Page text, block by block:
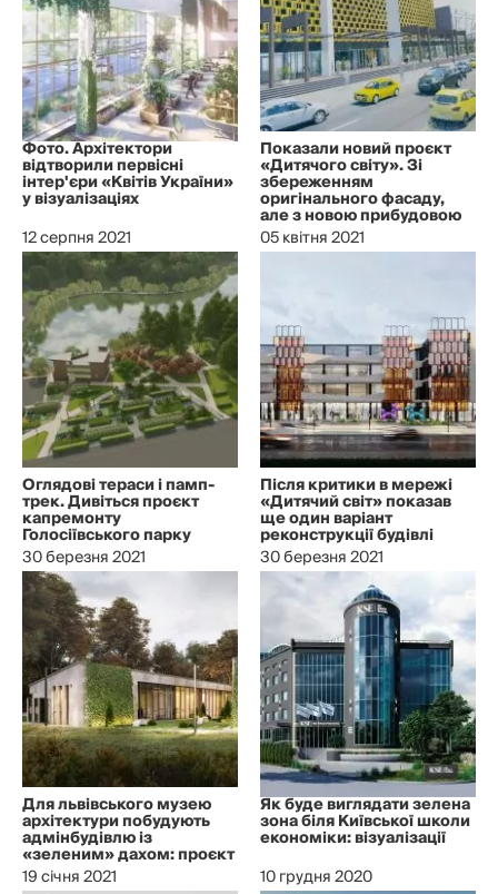
Фото. Архітектори
відтворили первісні
інтер'єри «Квітів України»
у візуалізаціях
12 серпня 2021
Показали новий проєкт
«Дитячого світу». Зі
збереженням
оригінального фасаду,
але з новою прибудовою
05 квітня 2021
Оглядові тераси і памп-
трек. Дивіться проєкт
капремонту
Голосіївського парку
30 березня 2021
Після критики в мережі
«Дитячий світ» показав
ще один варіант
реконструкції будівлі
30 березня 2021
Для львівського музею
архітектури побудують
адмінбудівлю із
«зеленим» дахом: проєкт
19 січня 2021
Як буде виглядати зелена
зона біля Київської школи
економіки: візуалізації
10 грудня 2020